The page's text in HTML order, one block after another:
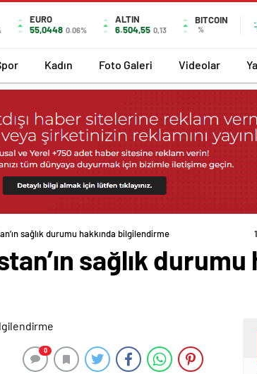
EURO
55,0448 0.06%
ALTIN
6.504,55 0,13
BITCOIN
%
Kadın Foto Galeri Videolar
sağlık durumu hakkında bilgilendirme
sağlık durumu
0